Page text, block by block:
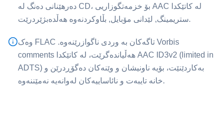
دەرهێنانی دەنگ لە CD، لە کاتێکدا ⁦AAC⁩ بۆ خزمەتگوزاریی
ستریمینگ, لێدانی مۆبایل, بڵاوکردنەوە هەڵدەبژێردرێت.
تاگەکان بە وردی ناگوازرێنەوە. ⁦FLAC⁩ وەک Vorbis
comments هەڵیاندەگرێت، لە کاتێکدا ⁦AAC⁩ ID3v2 (limited in
ADTS) بەکاردێنێت، بۆیە ناونیشان و وێنەکان دەگۆڕدرێن و
خانە تایبەت و نائاساییەکان لەوانەیە نەمێننەوە.